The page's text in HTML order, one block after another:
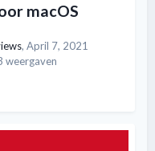
macOS
, April 7, 2021
weergaven